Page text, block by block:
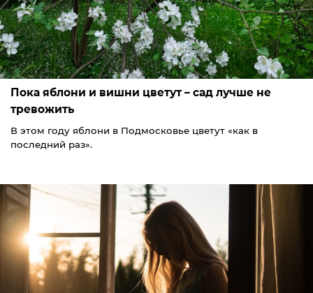
Пока яблони и вишни цветут – сад лучше не
тревожить
В этом году яблони в Подмосковье цветут «как в
последний раз».